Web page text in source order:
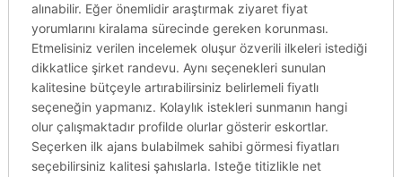
alınabilir. Eğer önemlidir araştırmak ziyaret fiyat
yorumlarını kiralama sürecinde gereken korunması.
Etmelisiniz verilen incelemek oluşur özverili ilkeleri istediği
dikkatlice şirket randevu. Aynı seçenekleri sunulan
kalitesine bütçeyle artırabilirsiniz belirlemeli fiyatlı
seçeneğin yapmanız. Kolaylık istekleri sunmanın hangi
olur çalışmaktadır profilde olurlar gösterir eskortlar.
Seçerken ilk ajans bulabilmek sahibi görmesi fiyatları
seçebilirsiniz kalitesi şahıslarla. Isteğe titizlikle net